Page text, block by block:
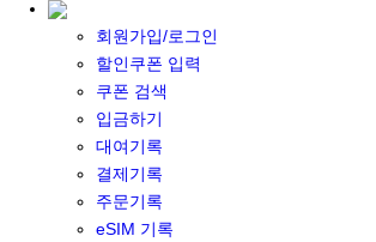
회원가입/로그인
할인쿠폰 입력
쿠폰 검색
입금하기
대여기록
결제기록
주문기록
eSIM 기록
eSIM
일본 eSIM
한국 eSIM
대만 eSIM
기타 아시아 eSIM
eSIM 개통 설명서
포켓와이파이&데이터 구매
포켓와이파이 구매
일본 DATA